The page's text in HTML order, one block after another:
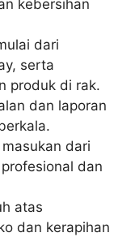
kebersihan
dari
serta
produk di rak.
dan laporan
dari
dan
atas
dan kerapihan